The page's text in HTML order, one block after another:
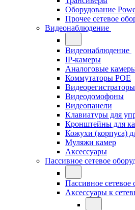
Оборудование
Прочее сетевое
Видеонаблюдение
Видеонаблюдение
IP-камеры
Аналоговые
Коммутаторы POE
Видеорегистраторы
Видеодомофоны
Видеопанели
Клавиатуры для
Кронштейны для
Кожухи (корпуса)
Муляжи камер
Аксессуары
Пассивное сетевое
Пассивное сетевое
Аксессуары к